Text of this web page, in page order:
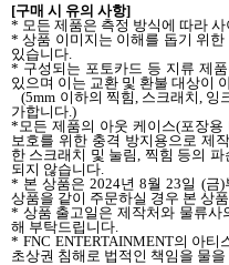
[구매 시 유의 사항]
* 모든 제품은 측정 방식에 따라
*상품 이미지는 이해를 돕기 위한
있습니다
* 구성되는 포토카드 등 지류 제
있으며 이는 교환 및 환불 대상이
(5mm 이하의 찍힘 스크래치 잉
가합니다 .)
* 모든 제품의 아웃 케이스(포장용
보호를 위한 충격 방지용으로 제
한 스크래치 및 눌림
찍힘 등의 파
되지 않습니다
* 본 상품은 2024년 8월23일 (금)
상품을 같이 주문하실 경우 본 상
* 상품 출고일은 제작처와 물류
해 부탁드립니다
* FNC ENTERTAINMENT의 아티
초상권 침해로 법적인 책임을 물